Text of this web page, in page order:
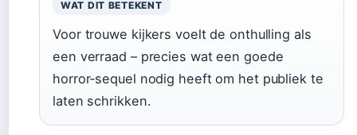
WAT DIT BETEKENT
Voor trouwe kijkers voelt de onthulling als
een verraad – precies wat een goede
horror‑sequel nodig heeft om het publiek te
laten schrikken.